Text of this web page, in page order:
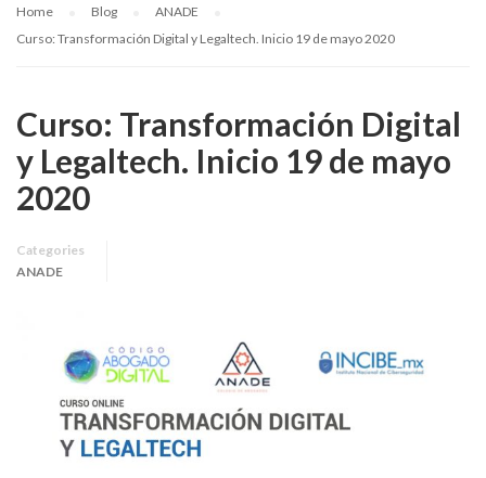
Home Blog
ANADE
Curso: Transformación Digital y Legaltech. Inicio 19 de mayo 2020
Curso: Transformación Digital
y Legaltech. Inicio 19 de mayo
2020
Categories
ANADE